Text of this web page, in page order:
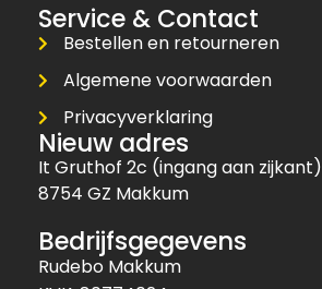
Service & Contact
Bestellen en retourneren
Algemene voorwaarden
Privacyverklaring
Nieuw adres
It Gruthof 2c (ingang aan zijkant)
8754 GZ Makkum
Bedrijfsgegevens
Rudebo Makkum